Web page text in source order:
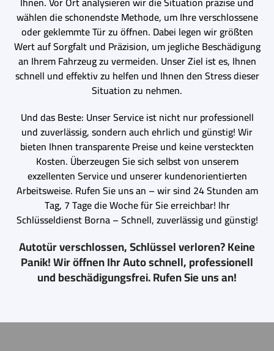
wählen die schonendste Methode, um Ihre verschlossene
oder geklemmte Tür zu öffnen. Dabei legen wir größten
Wert auf Sorgfalt und Präzision, um jegliche Beschädigung
an Ihrem Fahrzeug zu vermeiden. Unser Ziel ist es, Ihnen
schnell und effektiv zu helfen und Ihnen den Stress dieser
Situation zu nehmen.
Und das Beste: Unser Service ist nicht nur professionell
und zuverlässig, sondern auch ehrlich und günstig! Wir
bieten Ihnen transparente Preise und keine versteckten
Kosten. Überzeugen Sie sich selbst von unserem
exzellenten Service und unserer kundenorientierten
Arbeitsweise. Rufen Sie uns an – wir sind 24 Stunden am
Tag, 7 Tage die Woche für Sie erreichbar! Ihr
Schlüsseldienst Borna – Schnell, zuverlässig und günstig!
Autotür verschlossen, Schlüssel verloren? Keine
Panik! Wir öffnen Ihr Auto schnell, professionell
und beschädigungsfrei. Rufen Sie uns an!